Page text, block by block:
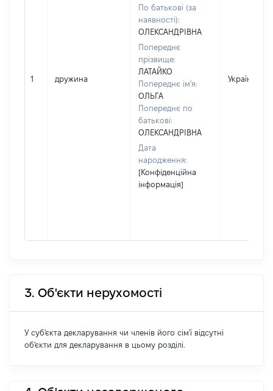
1 дружина
По батькові (за
наявності):
ОЛЕКСАНДРІВНА
Попереднє
прізвище:
ЛАТАЙКО
Попереднє ім'я:
ОЛЬГА
Попереднє по
батькові:
ОЛЕКСАНДРІВНА
Дата
народження:
[Конфіденційна
інформація]
Україна
3. Об'єкти нерухомості
У суб'єкта декларування чи членів його сім'ї відсутні
об'єкти для декларування в цьому розділі.